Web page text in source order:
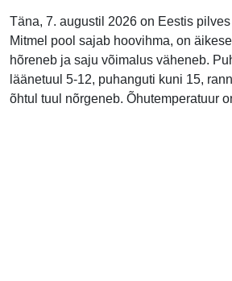
Täna, 7. augustil 2026 on Eestis
Mitmel pool sajab hoovihma, on
hõreneb ja saju võimalus väheneb.
läänetuul 5-12, puhanguti kuni 15,
õhtul tuul nõrgeneb. Õhutemperatuur